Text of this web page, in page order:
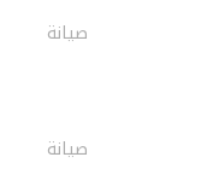
صيانة
صيانة